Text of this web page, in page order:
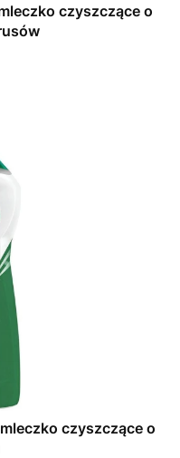
czyszczące o
czyszczące o